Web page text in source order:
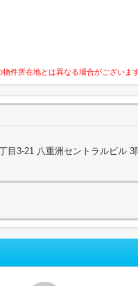
件所在地とは異なる場合がございます
目3-21 八重洲セントラルビル 3